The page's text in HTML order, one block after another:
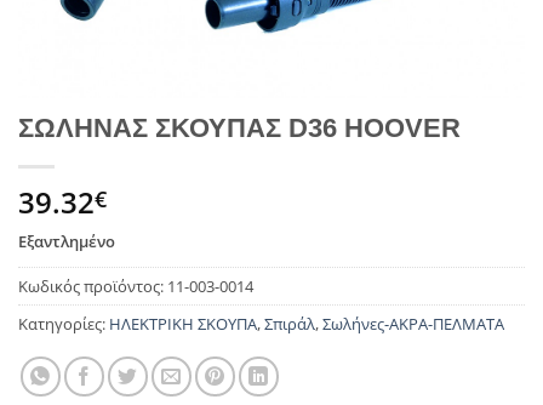
ΣΩΛΗΝΑΣ ΣΚΟΥΠΑΣ D36 HOOVER
39.32€
Εξαντλημένο
Κωδικός προϊόντος: 11-003-0014
Κατηγορίες: ΗΛΕΚΤΡΙΚΗ ΣΚΟΥΠΑ,Σπιράλ,Σωλήνες-ΑΚΡΑ-ΠΕΛΜΑΤΑ